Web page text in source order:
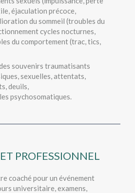
éjaculation précoce,
du sommeil (troubles du
cycles nocturnes,
du comportement (trac, tics,
souvenirs traumatisants
sexuelles, attentats,
deuils,
psychosomatiques.
PROFESSIONNEL
coaché pour un événement
universitaire, examens,